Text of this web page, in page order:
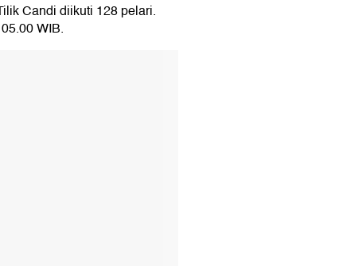
Candi diikuti 128 pelari.
WIB.